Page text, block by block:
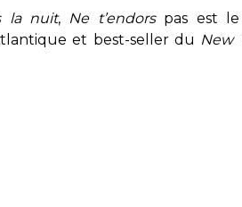
la nuit, Ne t’endorspas est le
et best-seller du New